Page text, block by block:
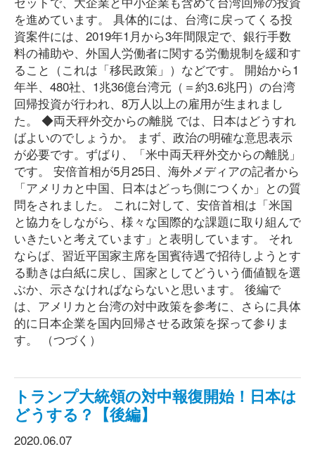
を進めています。 具体的には、台湾に戻ってくる投
資案件には、2019年1月から3年間限定で、銀行手数
料の補助や、外国人労働者に関する労働規制を緩和す
ること（これは「移民政策」）などです。 開始から1
年半、480社、1兆36億台湾元（＝約3.6兆円）の台湾
回帰投資が行われ、8万人以上の雇用が生まれまし
た。 ◆両天秤外交からの離脱 では、日本はどうすれ
ばよいのでしょうか。 まず、政治の明確な意思表示
が必要です。ずばり、「米中両天秤外交からの離脱」
です。 安倍首相が5月25日、海外メディアの記者から
「アメリカと中国、日本はどっち側につくか」との質
問をされました。 これに対して、安倍首相は「米国
と協力をしながら、様々な国際的な課題に取り組んで
いきたいと考えています」と表明しています。 それ
ならば、習近平国家主席を国賓待遇で招待しようとす
る動きは白紙に戻し、国家としてどういう価値観を選
ぶか、示さなければならないと思います。 後編で
は、アメリカと台湾の対中政策を参考に、さらに具体
的に日本企業を国内回帰させる政策を探って参りま
す。 （つづく）
トランプ大統領の対中報復開始！日本は
どうする？【後編】
2020.06.07